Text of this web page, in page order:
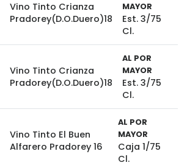
Vino Tinto Crianza
Pradorey(D.O.Duero)18
MAYOR
Est. 3/75
Cl.
Vino Tinto Crianza
Pradorey(D.O.Duero)18
AL POR
MAYOR
Est. 3/75
Cl.
Vino Tinto El Buen
Alfarero Pradorey 16
AL POR
MAYOR
Caja 1/75
Cl.